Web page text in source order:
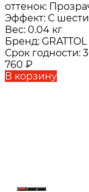
оттенок:
Эффект: С
Вес: 0.04 кг
Бренд: GRATTOL
Срок годности:
760 ₽
В корзину